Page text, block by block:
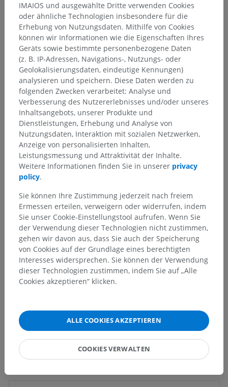
Referenzen
E. Hall, A. Guyton. Textbook of medical physiology, thirteenth edition.
United States, 2011.
Anatomische Hierarchie
Anatomie des Menschen 2
Anatomie des Menschen 1
Systematische Anatomie> Nervensystem>
Peripheres Nervensystem
peripheren Nervensystems>
Parasympathischer Abschnitt
Darunterliegende Strukturen:
Kopfanteil
Beckenabschnitt; Sakralteil
Vergleichende Anatomie bei Tieren
Übersetzungen
IMAIOS und ausgewählte Dritte verwenden Cookies
oder ähnliche Technologien insbesondere für die
Erhebung von Nutzungsdaten. Mithilfe von Cookies
können wir Informationen wie die Eigenschaften Ihres
Geräts sowie bestimmte personenbezogene Daten
(z. B. IP-Adressen, Navigations-, Nutzungs- oder
Geolokalisierungsdaten, eindeutige Kennungen)
analysieren und speichern. Diese Daten werden zu
folgenden Zwecken verarbeitet: Analyse und
Verbesserung des Nutzererlebnisses und/oder unseres
Inhaltsangebots, unserer Produkte und
Dienstleistungen, Erhebung und Analyse von
Nutzungsdaten, Interaktion mit sozialen Netzwerken,
Anzeige von personalisierten Inhalten,
Leistungsmessung und Attraktivität der Inhalte.
Weitere Informationen finden Sie in unserer privacy
policy.
Sie können Ihre Zustimmung jederzeit nach freiem
Ermessen erteilen, verweigern oder widerrufen, indem
Sie unser Cookie-Einstellungstool aufrufen. Wenn Sie
der Verwendung dieser Technologien nicht zustimmen,
gehen wir davon aus, dass Sie auch der Speicherung
von Cookies auf der Grundlage eines berechtigten
Interesses widersprechen. Sie können der Verwendung
dieser Technologien zustimmen, indem Sie auf „Alle
Cookies akzeptieren“ klicken.
ALLE COOKIES AKZEPTIEREN
COOKIES VERWALTEN